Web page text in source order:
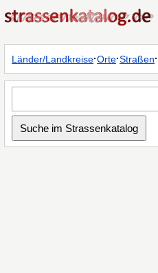
Länder/Landkreise·Orte·Straßen·